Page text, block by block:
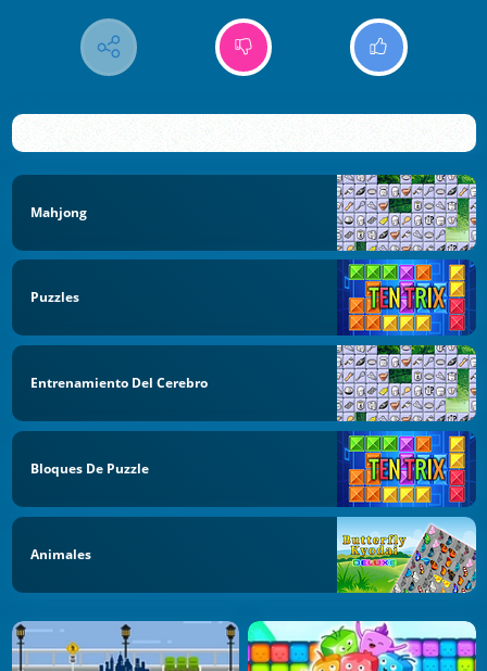
Mahjong
Puzzles
Entrenamiento Del Cerebro
Bloques De Puzzle
Animales